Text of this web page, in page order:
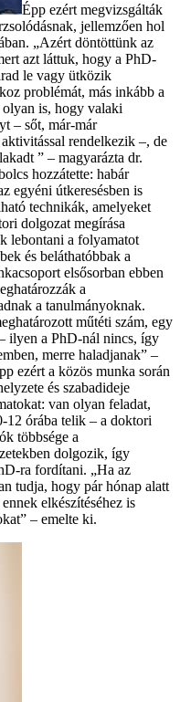
Épp ezért megvizsgálták
jellemzően hol
„Azért döntöttünk az
azt láttuk, hogy a PhD-
le vagy ütközik
problémát, más inkább a
is, hogy valaki
– sőt, már-már
rendelkezik –, de
” – magyarázta dr.
hozzátette: habár
egyéni útkeresésben is
technikák, amelyeket
dolgozat megírása
lebontani a folyamatot
és beláthatóbbak a
elsősorban ebben
a
a tanulmányoknak.
műtéti szám, egy
ilyen a PhD-nál nincs, így
merre haladjanak” –
ezért a közös munka során
és szabadideje
van olyan feladat,
12 órába telik – a doktori
többsége a
dolgozik, így
ra fordítani. „Ha az
tudja, hogy pár hónap alatt
elkészítéséhez is
– emelte ki.